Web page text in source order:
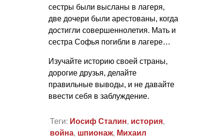
сестры были высланы в лагеря,
две дочери были арестованы, когда
достигли совершеннолетия. Мать и
сестра Софья погибли в лагере…
Изучайте историю своей страны,
дорогие друзья, делайте
правильные выводы, и не давайте
ввести себя в заблуждение.
Теги: Иосиф Сталин, история,
война, шпионаж, Михаил